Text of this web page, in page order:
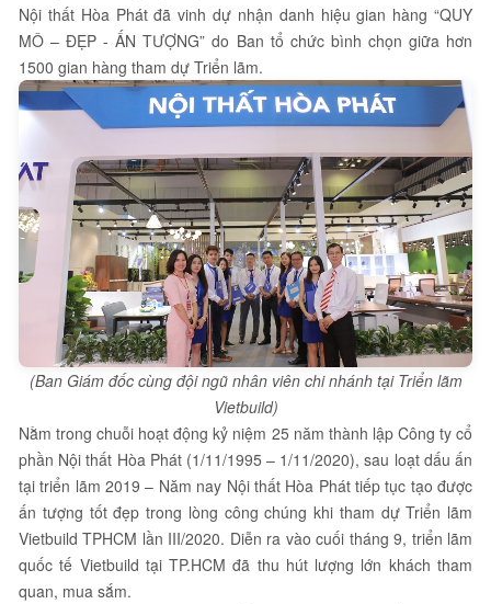
Nội thất Hòa Phát đã vinh dự nhận danh hiệu gian hàng “QUY
MÔ – ĐẸP - ẤN TƯỢNG” do Ban tổ chức bình chọn giữa hơn
1500 gian hàng tham dự Triển lãm.
(Ban Giám đốc cùng đội ngũ nhân viên chi nhánh tại Triển lãm
Vietbuild)
Nằm trong chuỗi hoạt động kỷ niệm 25 năm thành lập Công ty cổ
phần Nội thất Hòa Phát (1/11/1995 – 1/11/2020), sau loạt dấu ấn
tại triển lãm 2019 – Năm nay Nội thất Hòa Phát tiếp tục tạo được
ấn tượng tốt đẹp trong lòng công chúng khi tham dự Triển lãm
Vietbuild TPHCM lần III/2020. Diễn ra vào cuối tháng 9, triển lãm
quốc tế Vietbuild tại TP.HCM đã thu hút lượng lớn khách tham
quan, mua sắm.